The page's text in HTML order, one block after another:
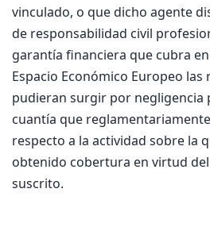
vinculado, o que dicho agente
de responsabilidad civil
garantía financiera que cubra
Espacio Económico Europeo
pudieran surgir por negligencia
cuantía que
respecto a la actividad sobre la
obtenido cobertura en virtud
suscrito.